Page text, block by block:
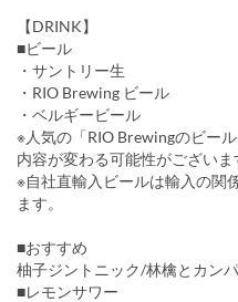
【DRINK】
■ビール
・サントリー生
・RIO Brewing ビール
・ベルギービール
※人気の「RIO Brewingのビー
内容が変わる可能性がございま
※自社直輸入ビールは輸入の関
ます。
■おすすめ
柚子ジントニック/林檎とカン
■レモンサワー